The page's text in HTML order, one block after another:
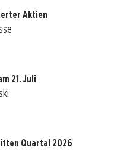
Aktien
21. Juli
Quartal 2026